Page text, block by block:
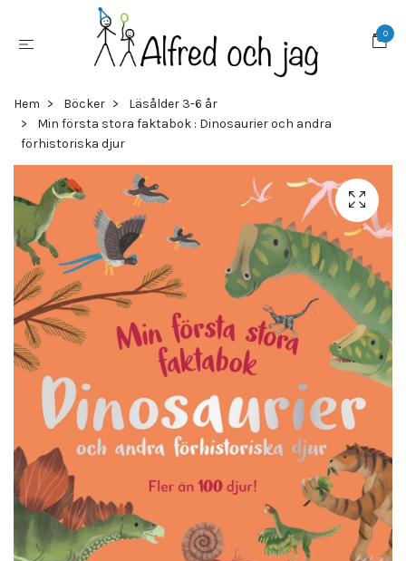
0
Hem Böcker
Läsålder 3-6 år
Min första stora faktabok : Dinosaurier och andra
förhistoriska djur